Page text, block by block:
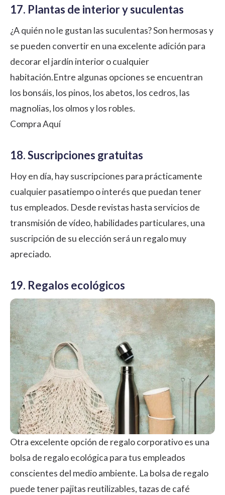
17. Plantas de interior y suculentas
¿A quién no le gustan las suculentas? Son hermosas y
se pueden convertir en una excelente adición para
decorar el jardín interior o cualquier
habitación.Entre algunas opciones se encuentran
los bonsáis, los pinos, los abetos, los cedros, las
magnolias, los olmos y los robles.
Compra Aquí
18. Suscripciones gratuitas
Hoy en día, hay suscripciones para prácticamente
cualquier pasatiempo o interés que puedan tener
tus empleados. Desde revistas hasta servicios de
transmisión de vídeo, habilidades particulares, una
suscripción de su elección será un regalo muy
apreciado.
19. Regalos ecológicos
Otra excelente opción de regalo corporativo es una
bolsa de regalo ecológica para tus empleados
conscientes del medio ambiente. La bolsa de regalo
puede tener pajitas reutilizables, tazas de café